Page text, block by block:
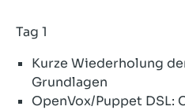
Tag 1
Kurze Wiederholung
Grundlagen
OpenVox/Puppet DSL: